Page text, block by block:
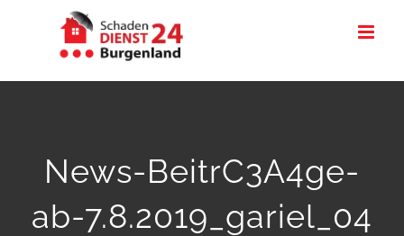
News-BeitrC3A4ge-
ab-7.8.2019_gariel_04